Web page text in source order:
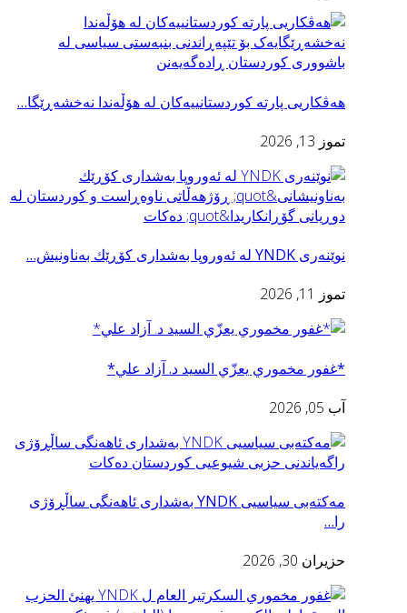
هەڤکاریی پارتە کوردستانییەکان لە هۆڵەندا نەخشەڕێگا…
تموز 13, 2026
نوێنه‌ری YNDK له ئه‌وروپا به‌شداری كۆڕێك به‌ناونيش…
تموز 11, 2026
*غفور مخموري يعزّي السید د. آزاد علي*
آب 05, 2026
مه‌كته‌بی سیاسیی YNDK به‌شدارى ئاهه‌نگى ساڵڕۆژى
را…
حزيران 30, 2026